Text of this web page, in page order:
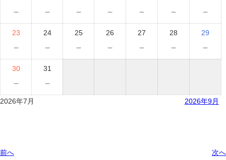
－ － － － － － －
23
－
24
－
25
－
26
－
27
－
28
－
29
－
30
－
31
－
2026年7月 2026年9月
前へ 次へ